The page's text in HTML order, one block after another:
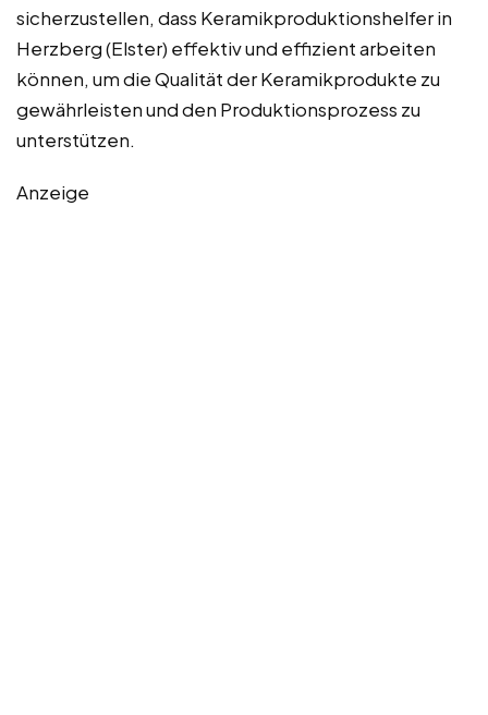
sicherzustellen, dass Keramikproduktionshelfer in
Herzberg (Elster) effektiv und effizient arbeiten
können, um die Qualität der Keramikprodukte zu
gewährleisten und den Produktionsprozess zu
unterstützen.
Anzeige